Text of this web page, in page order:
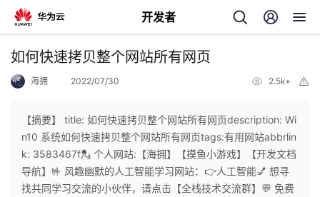
开发者
返
个
如何快速拷贝整个网站所有网页
海拥 2022/07/30 2.5k+
【摘要】 title: 如何快速拷贝整个网站所有网页description: Wi
n10 系统如何快速拷贝整个网站所有网页tags:有用网站abbrlin
k: 3583467f💂 个人网站:【海拥】【摸鱼小游戏】【开发文档
导航】🤟 风趣幽默的人工智能学习网站：👉人工智能💅 想寻
找共同学习交流的小伙伴，请点击【全栈技术交流群】💬 免费